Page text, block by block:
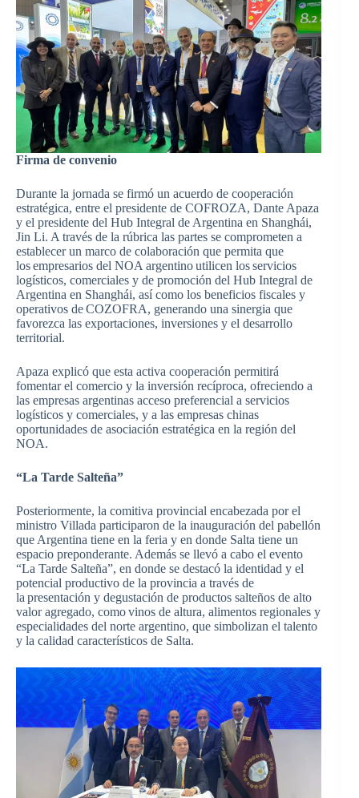
Firma de convenio
Durante la jornada se firmó un acuerdo de cooperación
estratégica, entre el presidente de COFROZA, Dante Apaza
y el presidente del Hub Integral de Argentina en Shanghái,
Jin Li. A través de la rúbrica las partes se comprometen a
establecer un marco de colaboración que permita que
los empresarios del NOA argentino utilicen los servicios
logísticos, comerciales y de promoción del Hub Integral de
Argentina en Shanghái, así como los beneficios fiscales y
operativos de COZOFRA, generando una sinergia que
favorezca las exportaciones, inversiones y el desarrollo
territorial.
Apaza explicó que esta activa cooperación permitirá
fomentar el comercio y la inversión recíproca, ofreciendo a
las empresas argentinas acceso preferencial a servicios
logísticos y comerciales, y a las empresas chinas
oportunidades de asociación estratégica en la región del
NOA.
“La Tarde Salteña”
Posteriormente, la comitiva provincial encabezada por el
ministro Villada participaron de la inauguración del pabellón
que Argentina tiene en la feria y en donde Salta tiene un
espacio preponderante. Además se llevó a cabo el evento
“La Tarde Salteña”, en donde se destacó la identidad y el
potencial productivo de la provincia a través de
la presentación y degustación de productos salteños de alto
valor agregado, como vinos de altura, alimentos regionales y
especialidades del norte argentino, que simbolizan el talento
y la calidad característicos de Salta.